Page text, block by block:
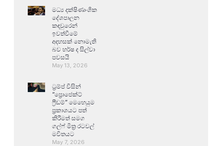
මධ්‍ය දක්ෂිණාංශික
දේශපාලන
කඳවුරෙන්
ඉවත්වීමේ
අදහසක් නොමැති
බව හර්ෂ ද සිල්වා
පවසයි
May 13, 2026
ට්‍රම්ප් විසින්
“ප්‍රොජෙක්ට්
ෆ්‍රීඩම්” මෙහෙයුම
ප්‍රකාශයට පත්
කිරීමත් සමග
ගල්ෆ් මිත්‍ර රටවල්
මවිතයට
May 7, 2026